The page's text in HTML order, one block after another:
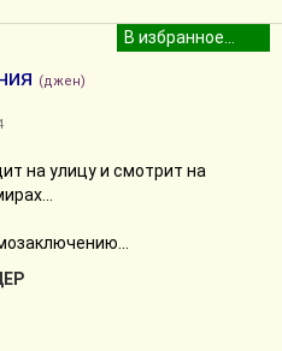
(джен)
на улицу и смотрит на